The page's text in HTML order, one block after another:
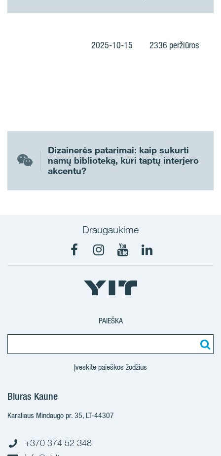
2025-10-15 2336 peržiūros
Dizainerės patarimai: kaip sukurti
namų biblioteką, kuri taptų interjero
akcentu?
Draugaukime
PAIEŠKA
Įveskite paieškos žodžius
Biuras Kaune
Karaliaus Mindaugo pr. 35, LT-44307
+370 374 52 348